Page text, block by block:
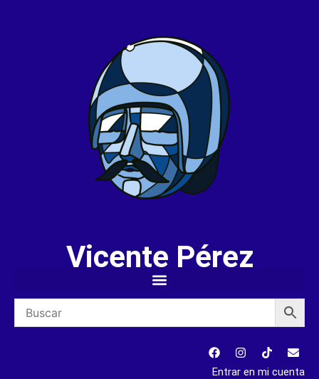
Vicente Pérez
Entrar en mi cuenta